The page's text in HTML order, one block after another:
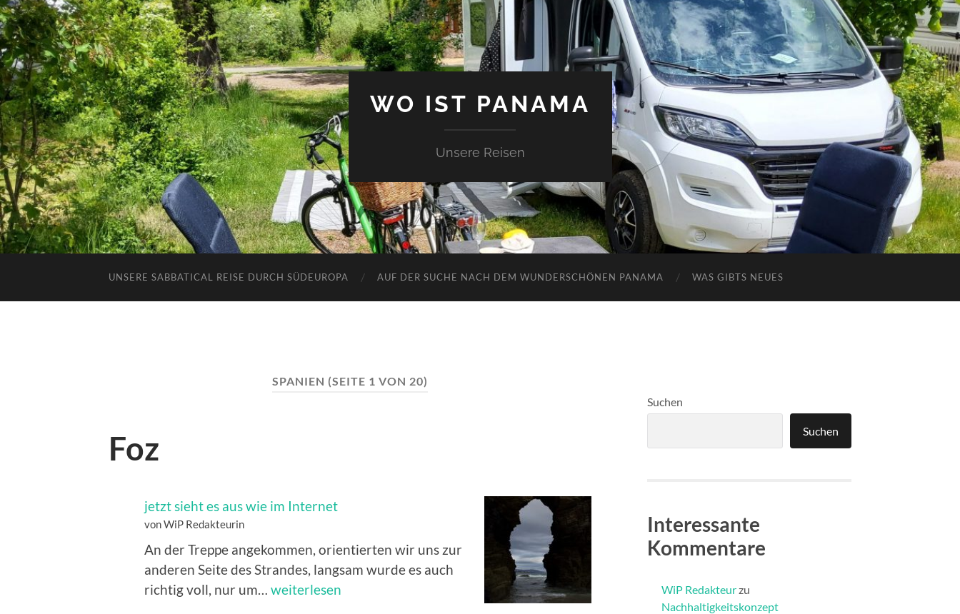
WO IST PANAMA
Unsere Reisen
UNSERE SABBATICAL REISE DURCH SÜDEUROPA AUF DER SUCHE NACH DEM WUNDERSCHÖNEN PANAMA WAS GIBTS NEUES
SPANIEN (SEITE 1 VON 20)
Foz
jetzt sieht es aus wie im Internet
von WiP Redakteurin
An der Treppe angekommen, orientierten wir uns zur
anderen Seite des Strandes, langsam wurde es auch
richtig voll, nur um… jetzt
weiterlesen
Suchen
Suchen
Interessante
Kommentare
WiP Redakteurzu
Nachhaltigkeitskonzept